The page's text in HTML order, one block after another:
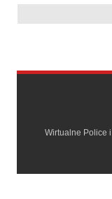
Wirtualne Police